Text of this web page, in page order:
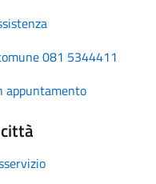
081 5344411
appuntamento